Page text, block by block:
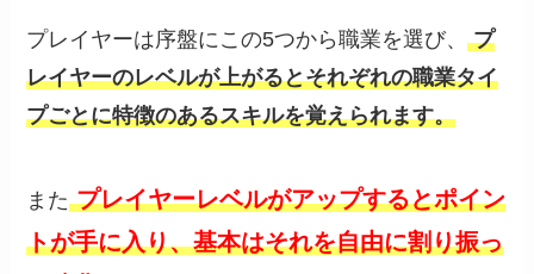
プレイヤーは序盤にこの5つから職業を選び、プ
レイヤーのレベルが上がるとそれぞれの職業タイ
プごとに特徴のあるスキルを覚えられます。
またプレイヤーレベルがアップするとポイン
トが手に入り、基本はそれを自由に割り振っ